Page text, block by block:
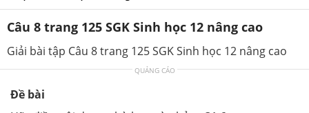
Câu 8 trang 125 SGK Sinh học 12 nâng cao
Giải bài tập Câu 8 trang 125 SGK Sinh học 12 nâng cao
QUẢNG CÁO
Đề bài